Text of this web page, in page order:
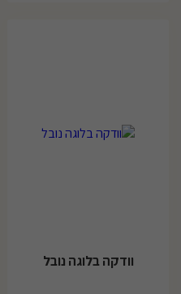
וודקה בלוגה נובל